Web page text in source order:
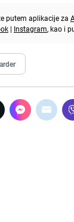
putem aplikacije za
| Instagram, kao i